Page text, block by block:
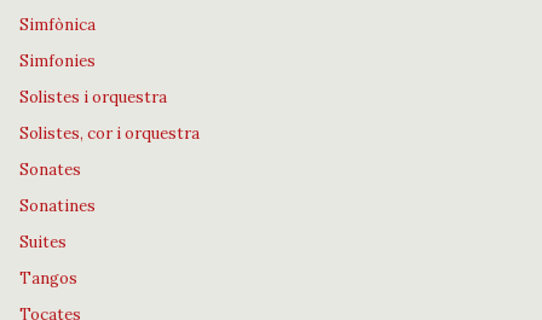
Simfònica
Simfonies
Solistes i orquestra
Solistes, cor i orquestra
Sonates
Sonatines
Suites
Tangos
Tocates